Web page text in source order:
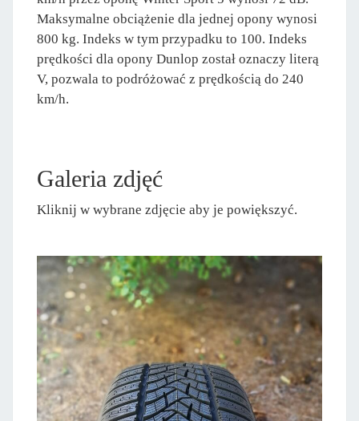
Maksymalne obciążenie dla jednej opony wynosi
800 kg. Indeks w tym przypadku to 100. Indeks
prędkości dla opony Dunlop został oznaczy literą
V, pozwala to podróżować z prędkością do 240
km/h.
Galeria zdjęć
Kliknij w wybrane zdjęcie aby je powiększyć.